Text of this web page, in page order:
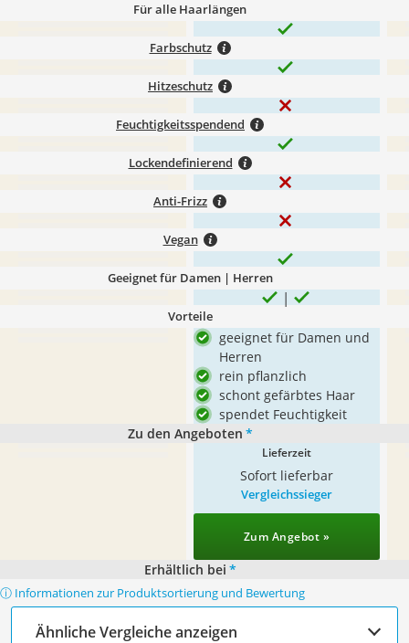
Für alle Haarlängen
Farbschutz
Hitzeschutz
Feuchtigkeitsspendend
Lockendefinierend
Anti-Frizz
Vegan
Geeignet für Damen | Herren
Vorteile
geeignet für Damen und
Herren
rein pflanzlich
schont gefärbtes Haar
spendet Feuchtigkeit
Zu den Angeboten *
Lieferzeit
Sofort lieferbar
Vergleichssieger
Zum Angebot »
Erhältlich bei *
ⓘ Informationen zur Produktsortierung und Bewertung
Ähnliche Vergleiche anzeigen